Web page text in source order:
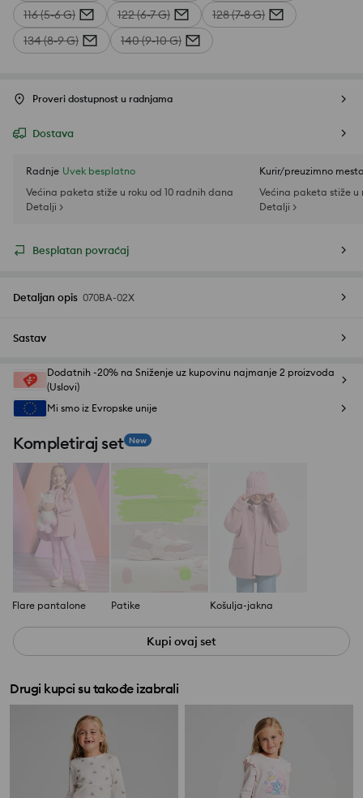
116 (5-6 G)
122 (6-7 G)
128 (7-8 G)
134 (8-9 G)
140 (9-10 G)
Proveri dostupnost u radnjama
Dostava
Radnje Uvek besplatno
Većina paketa stiže u roku od 10 radnih dana
Detalji >
Kurir/preuzimno mesto
Većina paketa stiže u
Detalji >
Besplatan povraćaj
Detaljan opis 070BA-02X
Sastav
Dodatnih -20% na Sniženje uz kupovinu najmanje 2 proizvoda
(Uslovi)
Mi smo iz Evropske unije
Kompletiraj set New
Flare pantalone Patike Košulja-jakna
Kupi ovaj set
Drugi kupci su takođe izabrali